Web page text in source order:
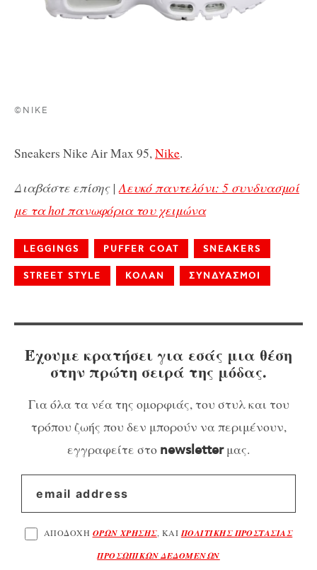
©NIKE
Sneakers Nike Air Max 95, Nike.
Διαβάστε επίσης |Λευκό παντελόνι: 5 συνδυασμοί
με τα hot πανωφόρια του χειμώνα
LEGGINGS PUFFER COAT SNEAKERS
STREET STYLE ΚΟΛΑΝ ΣΥΝΔΥΑΣΜΟΙ
Έχουμε κρατήσει για εσάς μια θέση
στην πρώτη σειρά της μόδας.
Για όλα τα νέα της ομορφιάς, του στυλ και του
τρόπου ζωής που δεν μπορούν να περιμένουν,
εγγραφείτε στο newsletterμας.
ΑΠΟΔΟΧΗ ΟΡΩΝ ΧΡΗΣΗΣ, ΚΑΙ ΠΟΛΙΤΙΚΗΣ ΠΡΟΣΤΑΣΙΑΣ
ΠΡΟΣΩΠΙΚΩΝ ΔΕΔΟΜΕΝΩΝ